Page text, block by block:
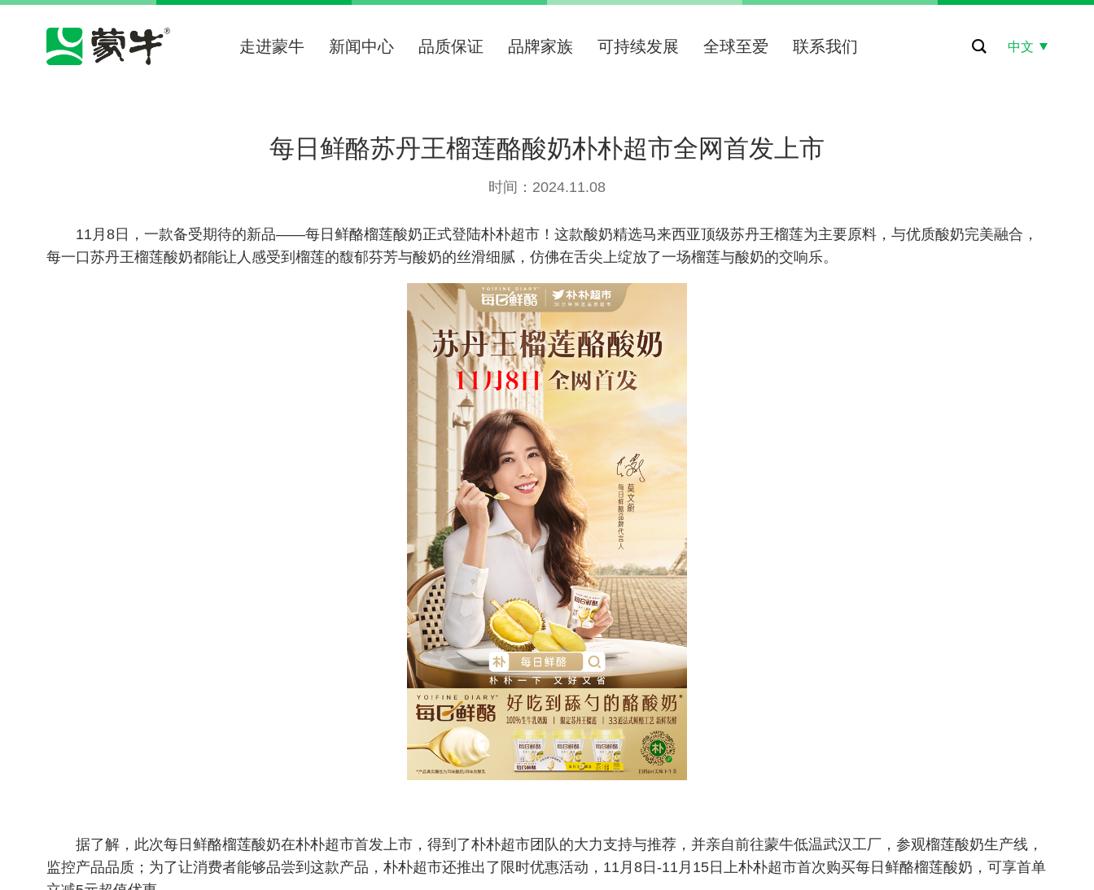
走进蒙牛 新闻中心 品质保证 品牌家族 可持续发展 全球至爱 联系我们 中文
每日鲜酪苏丹王榴莲酪酸奶朴朴超市全网首发上市
时间：2024.11.08
11月8日，一款备受期待的新品——每日鲜酪榴莲酸奶正式登陆朴朴超市！这款酸奶精选马来西亚顶级苏丹王榴莲为主要原料，与优质酸奶完美融合，
每一口苏丹王榴莲酸奶都能让人感受到榴莲的馥郁芬芳与酸奶的丝滑细腻，仿佛在舌尖上绽放了一场榴莲与酸奶的交响乐。
据了解，此次每日鲜酪榴莲酸奶在朴朴超市首发上市，得到了朴朴超市团队的大力支持与推荐，并亲自前往蒙牛低温武汉工厂，参观榴莲酸奶生产线，
监控产品品质；为了让消费者能够品尝到这款产品，朴朴超市还推出了限时优惠活动，11月8日-11月15日上朴朴超市首次购买每日鲜酪榴莲酸奶，可享首单